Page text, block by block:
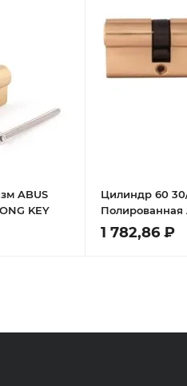
ABUS
KEY
Цилиндр 60
Полированная
1 782,86 ₽